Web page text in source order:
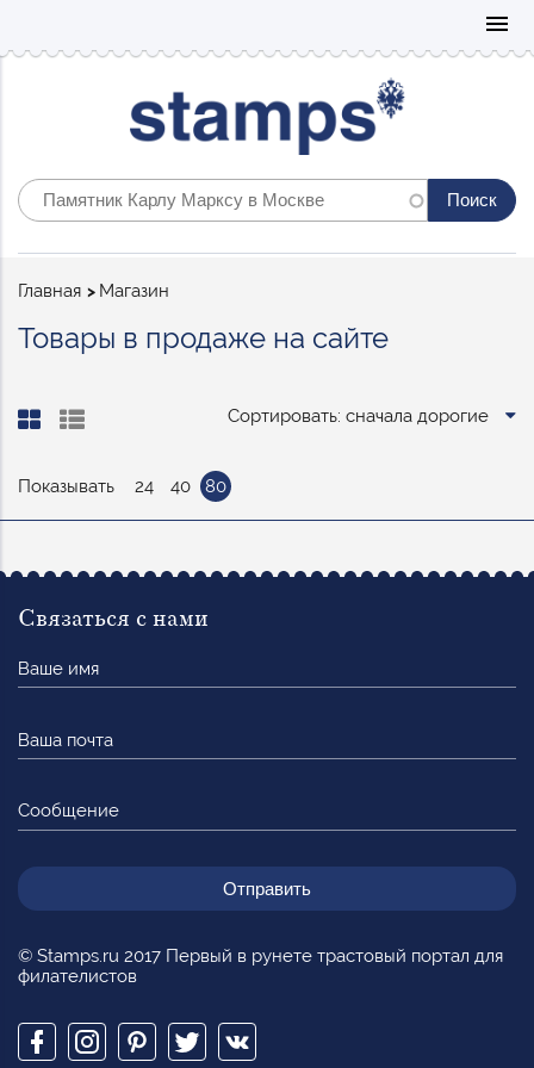
menu
Строка
Главная Магазин
Товары в продаже на сайте
Сортировать: сначала дорогие
Показывать 24 40 80
© Stamps.ru 2017 Первый в рунете трастовый портал для
филателистов
Связаться с нами
имя
почта
Сообщение